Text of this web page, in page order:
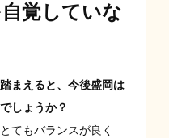
覚していな
まえると、今後盛岡は
しょうか？
てもバランスが良く